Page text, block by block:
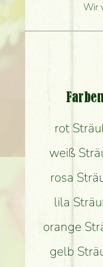
Wir
rot
weiß
rosa
lila
orange
gelb